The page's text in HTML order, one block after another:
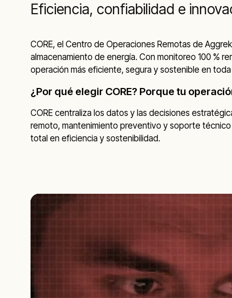
Eficiencia, confiabilidad e
CORE, el Centro de Operaciones Remotas de
almacenamiento de energía. Con monitoreo 100 %
operación más eficiente, segura y sostenible en toda
¿Por qué elegir CORE? Porque tu
CORE centraliza los datos y las decisiones
remoto, mantenimiento preventivo y soporte
total en eficiencia y sostenibilidad.